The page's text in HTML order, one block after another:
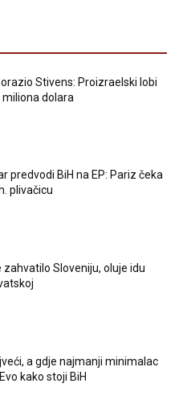
Stivens: Proizraelski lobi
miliona dolara
predvodi BiH na EP: Pariz čeka
plivačicu
zahvatilo Sloveniju, oluje idu
a gdje najmanji minimalac
kako stoji BiH